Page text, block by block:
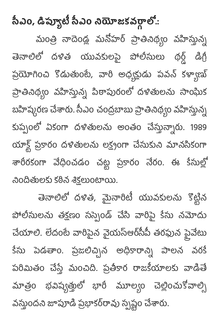
సీఎం, డిప్యూటీ సీఎం నియోజకవర్గాలో.:
మంత్రి నాదెండ్ల మనోహర్‌ ప్రాతినిథ్యం వహిస్తున్న
తెనాలిలో దళిత యువకులపై పోలీసులు థర్డ్‌ డిగ్రీ
ప్రయోగించి కొడుతుంటే, వారి అధ్యక్షుడు పవన్‌ కళ్యాణ్‌
ప్రాతినిథ్యం వహిస్తున్న పిఠాపురంలో దళితులను సాంఘిక
బహిష్కరణ చేశారు. సీఎం చంద్రబాబు ప్రాతినిథ్యం వహిస్తున్న
కుప్పంలో ఏకంగా దళితులను అంతం చేస్తున్నారు. 1989
యాక్ట్‌ ప్రకారం దళితులను లక్ష్యంగా చేసుకుని మానసికంగా
శారీరకంగా వేధించడం చట్ట ప్రకారం నేరం. ఈ కేసుల్లో
నిందితులకు కఠిన శిక్షలుంటాయి.
తెనాలిలో దళిత, మైనారిటీ యువకులను కొట్టిన
పోలీసులను తక్షణం సస్పెండ్‌ చేసి వారిపై కేసు నమోదు
చేయాలి. లేదంటే వారిపైన వైయ‌స్ఆర్‌సీపీ తరఫున ప్రైవేటు
కేసు పెడతాం. ప్రజలిచ్చిన అధికారాన్ని పాలన వరకే
పరిమితం చేస్తే మంచిది. ప్రతీకార రాజకీయాలకు వాడితే
మాత్రం భవిష్యత్తులో భారీ మూల్యం చెల్లించుకోవాల్సి
వస్తుందని జూపూడి ప్రభాకర్‌రావు స్పష్టం చేశారు.